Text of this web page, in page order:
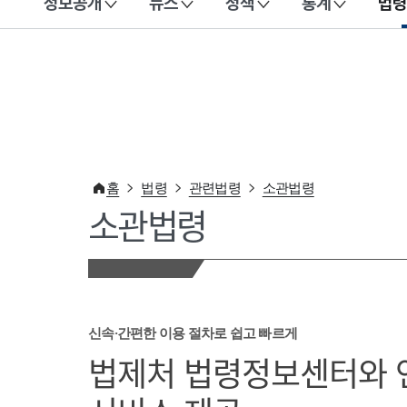
이 누리집은 대한민국 공식 전자정부 누리집입니다.
홈 법령 관련법령 소관법령
소관법령
신속·간편한 이용 절차로 쉽고 빠르게
법제처 법령정보센터와